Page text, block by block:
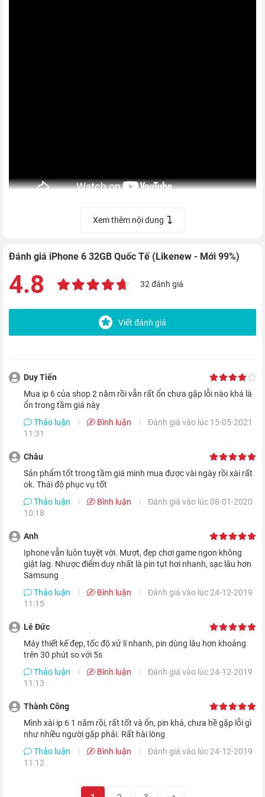
Thiết kế mang tính đột phá
cạnh được bo cong mềm mại hơn, cho cảm giác cầm rất thoải
mái và không bị cấn tay khi sử dụng.
Ngoài ra, nhờ được hoàn thiện từ khung nhôm nguyên khối đã
tạo nên sự liền lạc giữa mặt kính và bộ khung kim loại. Mặt
khác, với thiết kế lớn và đẹp hơn nhưng độ mỏng chỉ 6.9 mm,
mang đến cho bạn một sản phẩm sang trọng và cao cấp.
Màn hình lớn, đẹp và sắc nét
Mặc dù sở hữu màn hình khá lớn 4.7 inch, nhưng nhờ tấm
nền IPS và độ phân giải 1334 x 750 pixels chuẩn Retina, giúp
mang lại khả năng hiển thị tốt, màu sắc rực rỡ và độ tương
phản cao cùng góc nhìn rộng.
những hình ảnh sắc nét hay những thước phim sống động, tất
Xem thêm nội dung
Đánh giá iPhone 6 32GB Quốc Tế (Likenew - Mới 99%)
4.8 32 đánh giá
Viết đánh giá
Duy Tiến
Mua ip 6 của shop 2 năm rồi vẫn rất ổn chưa gặp lỗi nào khá là
ổn trong tầm giá này
Thảo luận
Bình luận
Đánh giá vào lúc 15-05-2021
11:31
Châu
Sản phẩm tốt trong tầm giá mình mua được vài ngày rồi xài rất
ok. Thái độ phục vụ tốt
Thảo luận
Bình luận
Đánh giá vào lúc 08-01-2020
10:18
Anh
Iphone vẫn luôn tuyệt vời. Mượt, đẹp chơi game ngon không
giật lag. Nhược điểm duy nhất là pin tụt hơi nhanh, sạc lâu hơn
Samsung
Thảo luận
Bình luận
Đánh giá vào lúc 24-12-2019
11:15
Lê Đức
Máy thiết kế đẹp, tốc độ xử lí nhanh, pin dùng lâu hơn khoảng
trên 30 phút so với 5s
Thảo luận
Bình luận
Đánh giá vào lúc 24-12-2019
11:13
Thành Công
Mình xài ip 6 1 năm rồi, rất tốt và ổn, pin khá, chưa hề gặp lỗi gì
như nhiều người gặp phải. Rất hài lòng
Thảo luận
Bình luận
Đánh giá vào lúc 24-12-2019
11:12